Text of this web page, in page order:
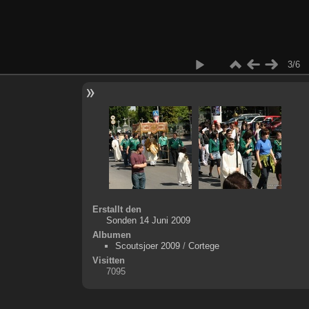
3/6
Erstallt den
Sonden 14 Juni 2009
Albumen
Scoutsjoer 2009/ Cortege
Visitten
7095